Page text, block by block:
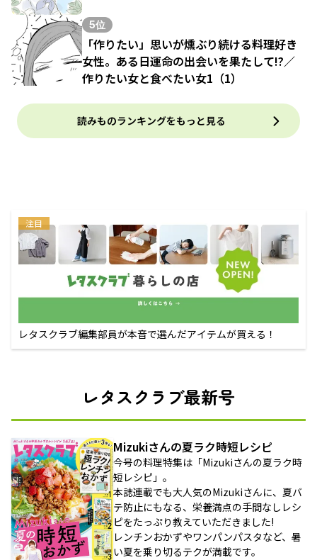
5位
「作りたい」思いが燻ぶり続ける料理好き
女性。ある日運命の出会いを果たして!?／
作りたい女と食べたい女1（1）
読みものランキングをもっと見る
注目
レタスクラブ編集部員が本音で選んだアイテムが買える！
レタスクラブ最新号
Mizukiさんの夏ラク時短レシピ
今号の料理特集は「Mizukiさんの夏ラク時
短レシピ」。
本誌連載でも大人気のMizukiさんに、夏バ
テ防止にもなる、栄養満点の手間なしレシ
ピをたっぷり教えていただきました!
レンチンおかずやワンパンパスタなど、暑
い夏を乗り切るテクが満載です。